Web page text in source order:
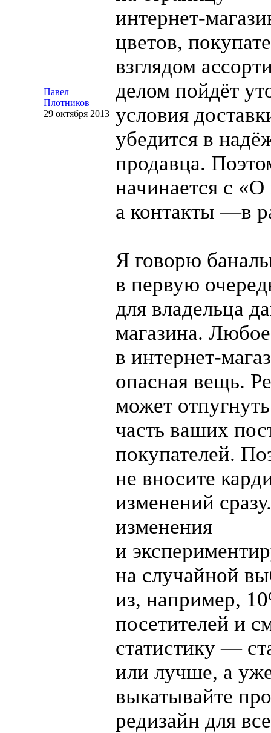
Павел
Плотников
29 октября 2013
интернет-
цветов,
взглядом
делом пойдёт
условия
убедится в
продавца.
начинается с «О
а контакты —в
Я говорю
в первую
для владельца
магазина.
в интернет-
опасная вещь.
может
часть ваших
покупателей.
не вносите
изменений
изменения
и
на случайной
из, например,
посетителей и
статистику —
или лучше, а
выкатывайте
редизайн для